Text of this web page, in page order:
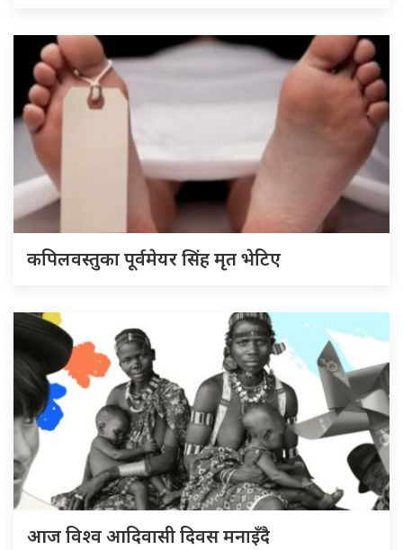
कपिलवस्तुका पूर्वमेयर सिंह मृत भेटिए
आज विश्व आदिवासी दिवस मनाइँदै